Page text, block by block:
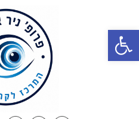
פתח סרגל נגישות